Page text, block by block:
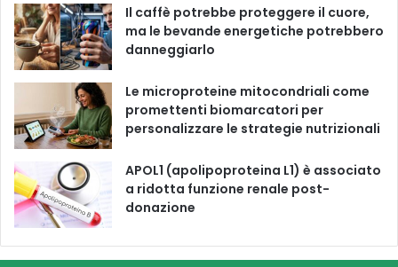
Il caffè potrebbe proteggere il cuore,
ma le bevande energetiche potrebbero
danneggiarlo
Le microproteine ​​mitocondriali come
promettenti biomarcatori per
personalizzare le strategie nutrizionali
APOL1 (apolipoproteina L1) è associato
a ridotta funzione renale post-
donazione